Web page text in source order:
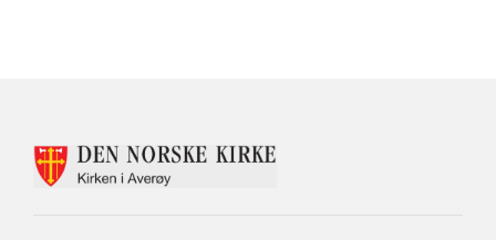
KONTAKTINFORMASJON